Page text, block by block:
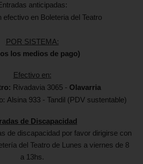
anticipadas:
efectivo en Boleteria del Teatro
POR SISTEMA:
los medios de pago)
Efectivo en:
Rivadavia 3065 - Olavarria
Alsina 933 - Tandil (PDV sustentable)
de Discapacidad
de discapacidad por favor dirigirse con
del Teatrode
Lunes a viernes de 8
a 13hs.